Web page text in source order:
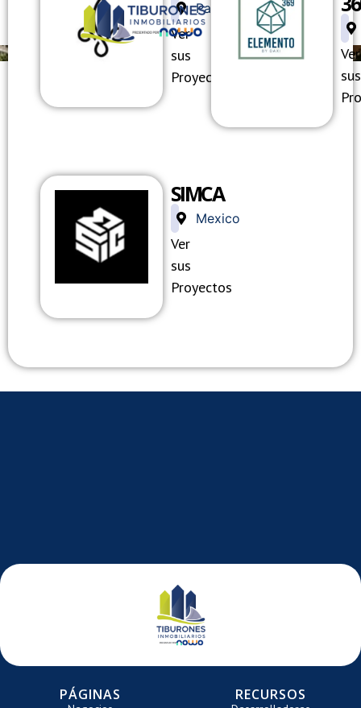
Panama
Ver
sus
Proyectos
Ver
sus
SIMCA
Mexico
Ver
sus
Proyectos
ENLACE
DE
IMAGEN
DE
ENLACE
DE
DE
PÁGINAS RECURSOS